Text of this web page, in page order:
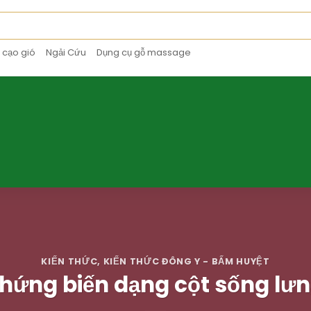
cạo gió Ngải Cứu Dụng cụ gỗ massage
KIẾN THỨC, KIẾN THỨC ĐÔNG Y - BẤM HUYỆT
biến dạng cột sống